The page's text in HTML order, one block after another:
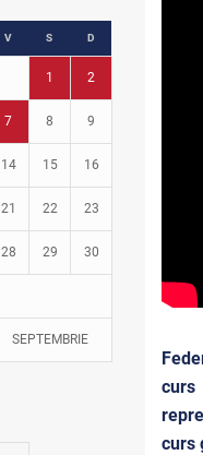
V S D
1 2
7 8 9
14 15 16
21 22 23
28 29 30
SEPTEMBRIE
curs